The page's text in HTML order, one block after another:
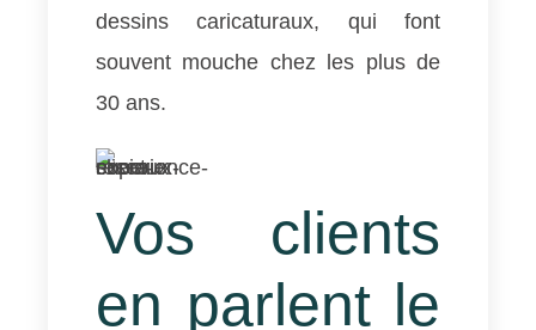
dessins caricaturaux, qui font
souvent mouche chez les plus de
30 ans.
Vos clients
en parlent le